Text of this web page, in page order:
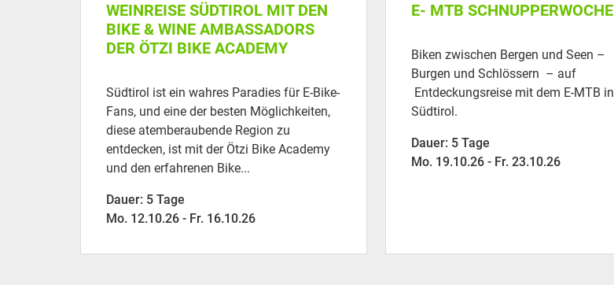
WEINREISE SÜDTIROL MIT DEN
BIKE & WINE AMBASSADORS
DER ÖTZI BIKE ACADEMY
Südtirol ist ein wahres Paradies für E-Bike-
Fans, und eine der besten Möglichkeiten,
diese atemberaubende Region zu
entdecken, ist mit der Ötzi Bike Academy
und den erfahrenen Bike...
Dauer: 5 Tage
Mo. 12.10.26 - Fr. 16.10.26
E- MTB SCHNUPPERWOCHE
Biken zwischen Bergen und Seen –
Burgen und Schlössern – auf
Entdeckungsreise mit dem E-MTB in
Südtirol.
Dauer: 5 Tage
Mo. 19.10.26 - Fr. 23.10.26